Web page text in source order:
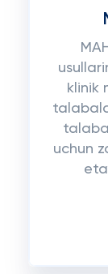
klinik
uchun